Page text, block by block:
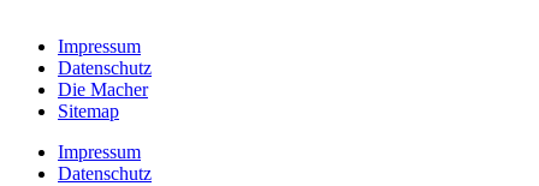
Impressum
Datenschutz
Die Macher
Sitemap
Impressum
Datenschutz